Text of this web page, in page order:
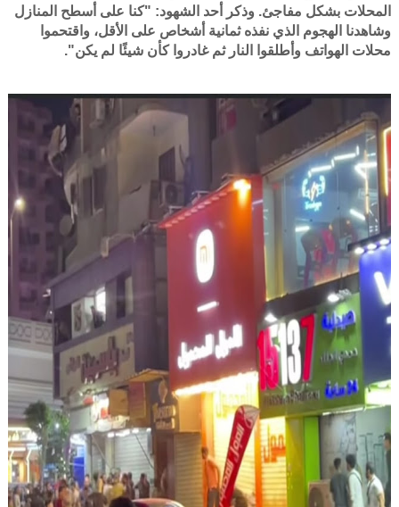
المحلات بشكل مفاجئ. وذكر أحد الشهود: "كنا على أسطح المنازل
وشاهدنا الهجوم الذي نفذه ثمانية أشخاص على الأقل، واقتحموا
محلات الهواتف وأطلقوا النار ثم غادروا كأن شيئًا لم يكن".